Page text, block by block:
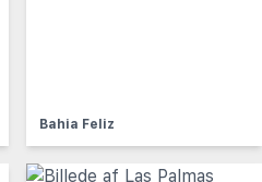
Bahia Feliz